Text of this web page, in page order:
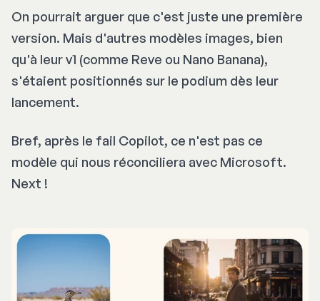
On pourrait arguer que c'est juste une première
version. Mais d'autres modèles images, bien
qu'à leur v1 (comme Reve ou Nano Banana),
s'étaient positionnés sur le podium dès leur
lancement.
Bref, après le fail Copilot, ce n'est pas ce
modèle qui nous réconciliera avec Microsoft.
Next !